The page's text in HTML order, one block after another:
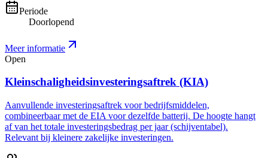
Periode
Doorlopend
Meer informatie
Open
Kleinschaligheidsinvesteringsaftrek (KIA)
Aanvullende investeringsaftrek voor bedrijfsmiddelen,
combineerbaar met de EIA voor dezelfde batterij. De hoogte hangt
af van het totale investeringsbedrag per jaar (schijventabel).
Relevant bij kleinere zakelijke investeringen.